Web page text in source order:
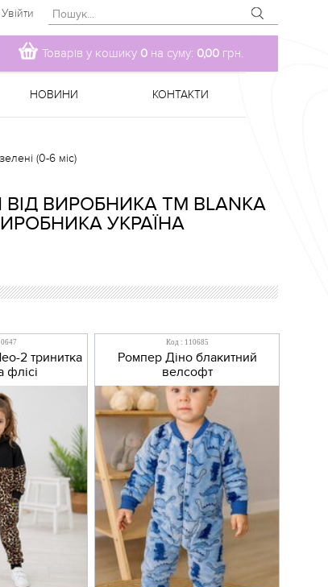
Увійти
Товарів у кошику 0 на суму: 0,00грн.
НОВИНИ КОНТАКТИ
(0-6 міс)
ВИРОБНИКА TM BLANKA
УКРАЇНА
2 тринитка
флісі
Код : 110685
Ромпер Діно блакитний
велсофт